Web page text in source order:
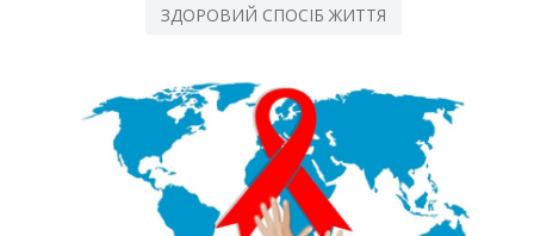
ЗДОРОВИЙ СПОСІБ ЖИТТЯ